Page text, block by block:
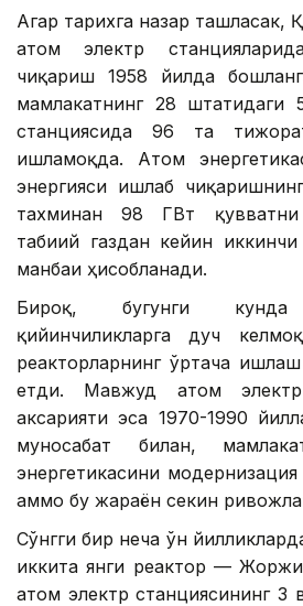
Агар тарихга назар
атом электр
чиқариш 1958 йилда
мамлакатнинг 28 штатидаги
станциясида 96 та
ишламоқда. Атом
энергияси ишлаб
тахминан 98 ГВт
табиий газдан кейин
манбаи ҳисобланади.
Бироқ, бугунги
қийинчиликларга дуч
реакторларнинг ўртача
етди. Мавжуд атом электр
аксарияти эса 1970-1990
муносабат билан,
энергетикасини
аммо бу жараён секин
Сўнгги бир неча ўн
иккита янги реактор —
атом электр станциясининг 3